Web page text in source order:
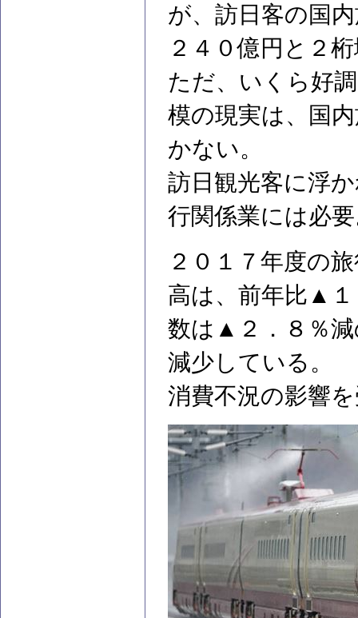
が、訪日客の国
２４０億円と２
ただ、いくら好
模の現実は、国
かない。
訪日観光客に浮
行関係業には必
２０１７年度の
高は、前年比▲１
数は▲２．８％
減少している。
消費不況の影響